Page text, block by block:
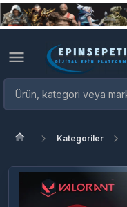
Kategoriler